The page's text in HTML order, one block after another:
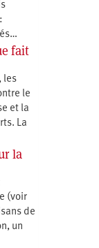
fait
les
le
et la
La
la
(voir
de
un